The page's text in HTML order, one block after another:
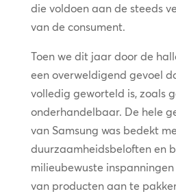
die voldoen aan de steeds
van de consument.
Toen we dit jaar door de
een overweldigend gevoel
volledig geworteld is, zoals
onderhandelbaar. De hele
van Samsung was bedekt
duurzaamheidsbeloften en
milieubewuste
van producten aan te